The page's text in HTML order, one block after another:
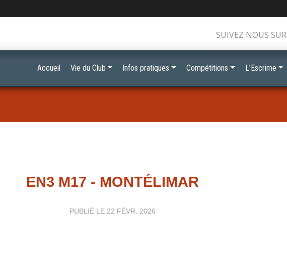
EN3 M17 - MONTÉLIMAR
PUBLIÉ LE 22 FÉVR. 2026
SUIVEZ NOUS SUR
Accueil Vie du Club Infos pratiques Compétitions L'Escrime